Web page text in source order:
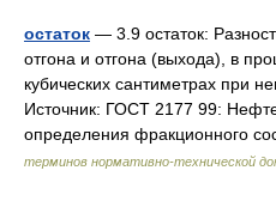
остаток — 3.9 остаток:
отгона и отгона (выхода), в
кубических сантиметрах при
Источник: ГОСТ 2177 99:
определения фракционного
терминов нормативно-технической